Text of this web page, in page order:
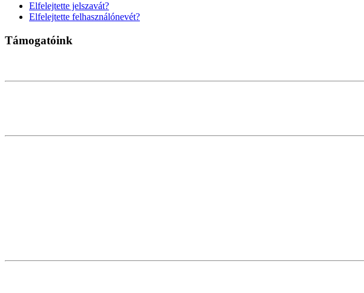
Elfelejtette jelszavát?
Elfelejtette felhasználónevét?
Támogatóink